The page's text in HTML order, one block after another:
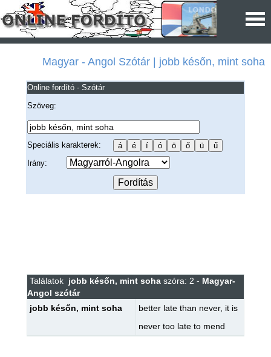
Magyar - Angol Szótár | jobb későn, mint soha
Online fordító - Szótár
Szöveg:
Speciális karakterek:
Irány:
Találatok jobb későn, mint sohaszóra: 2 - Magyar-
Angol szótár
jobb későn, mint soha
better late than never, it is
never too late to mend